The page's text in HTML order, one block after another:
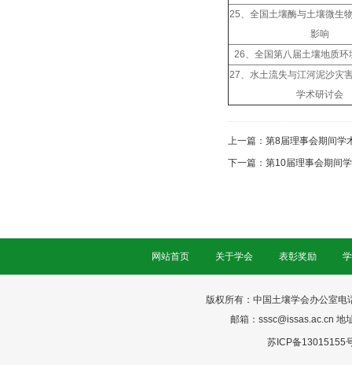
25、全国土壤酶与土壤微生
影响
26、全国第八届土壤地质环
27、水土流失与江河泥沙灾
学术研讨会
上一篇： 第8届理事会期间学
下一篇： 第10届理事会期间
网站首页 关于学会 表彰奖励
版权所有：中国土壤学会办公室
邮箱：sssc@issas.ac.cn 地
苏ICP备13015155